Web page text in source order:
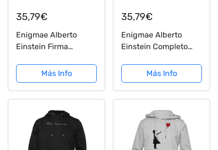
35,79€
Enigmae Alberto
Einstein Firma
Hombres Mujeres
Manga Larga Gris
Men Women Hoodie
Más Info
35,79€
Enigmae Alberto
Einstein Completo
Unisex Hombres
Mujeres Manga Larga
Gris Men Women
Más Info